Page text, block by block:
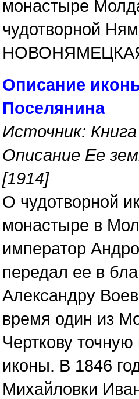
монастыре
чудотворной
НОВОНЯМЕЦКАЯ
Описание
Поселянина
Источник:
Описание Ее
[1914]
О чудотворной
монастыре в
император
передал ее в
Александру
время один из
Черткову
иконы. В 1846
Михайловки